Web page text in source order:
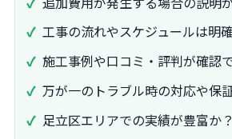
工事の流れやスケジュールは明
施工事例や口コミ・評判が確認
万が一のトラブル時の対応や保
足立区エリアでの実績が豊富か？